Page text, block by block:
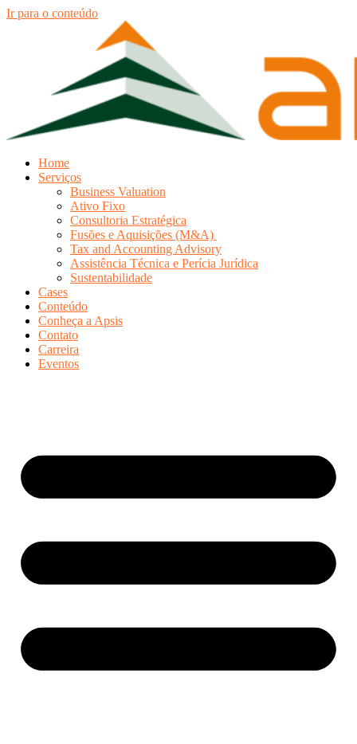
Ir para o conteúdo
Home
Serviços
Business Valuation
Ativo Fixo
Consultoria Estratégica
Fusões e Aquisições (M&A)
Tax and Accounting Advisory
Assistência Técnica e Perícia Jurídica
Sustentabilidade
Cases
Conteúdo
Conheça a Apsis
Contato
Carreira
Eventos